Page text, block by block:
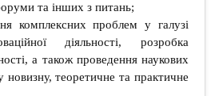
та інших з питань;
комплексних проблем у галузі
діяльності, розробка
а також проведення наукових
новизну, теоретичне та практичне